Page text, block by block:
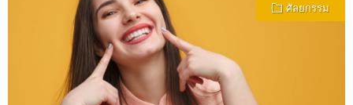
ศัลยกรรม